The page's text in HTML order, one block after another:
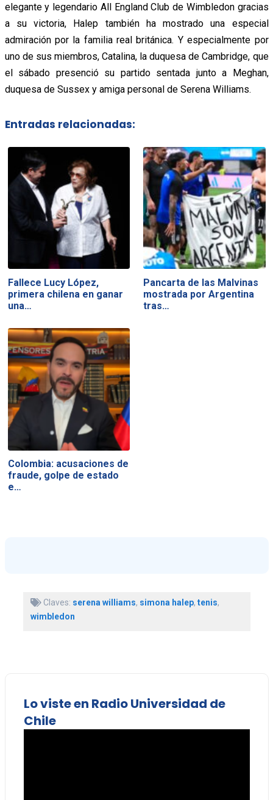
elegante y legendario All England Club de Wimbledon gracias
a su victoria, Halep también ha mostrado una especial
admiración por la familia real británica. Y especialmente por
uno de sus miembros, Catalina, la duquesa de Cambridge, que
el sábado presenció su partido sentada junto a Meghan,
duquesa de Sussex y amiga personal de Serena Williams.
Entradas relacionadas:
Fallece Lucy López,
primera chilena en ganar
una…
Pancarta de las Malvinas
mostrada por Argentina
tras…
Colombia: acusaciones de
fraude, golpe de estado
e…
Claves: serena williams, simona halep, tenis,
wimbledon
Lo viste en Radio Universidad de
Chile